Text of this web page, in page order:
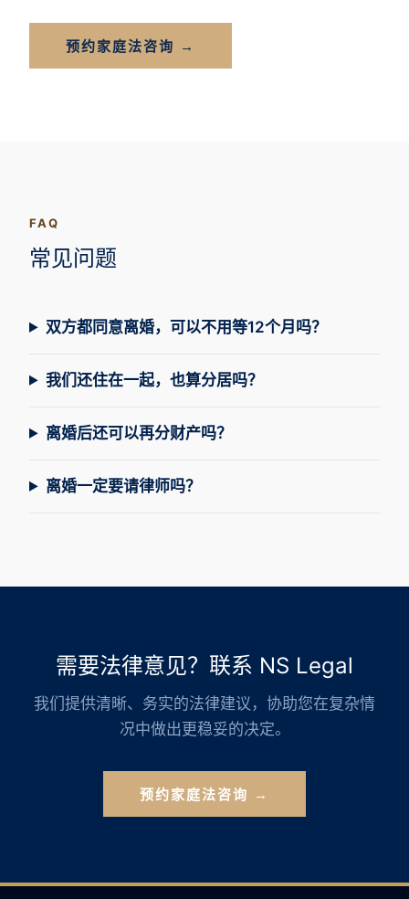
预约家庭法咨询 →
FAQ
常见问题
双方都同意离婚，可以不用等12个月吗？
我们还住在一起，也算分居吗？
离婚后还可以再分财产吗？
离婚一定要请律师吗？
需要法律意见？联系 NS Legal
我们提供清晰、务实的法律建议，协助您在复杂情
况中做出更稳妥的决定。
预约家庭法咨询 →